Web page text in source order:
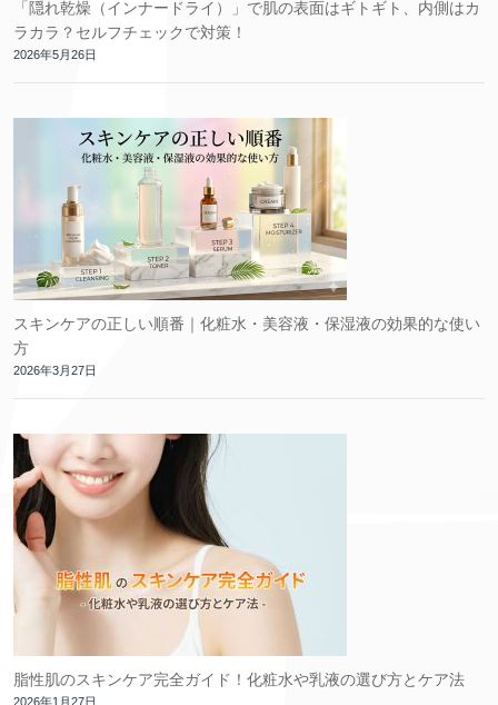
「隠れ乾燥（インナードライ）」で肌の表面はギトギト、内側はカ
ラカラ？セルフチェックで対策！
2026年5月26日
スキンケアの正しい順番｜化粧水・美容液・保湿液の効果的な使い
方
2026年3月27日
脂性肌のスキンケア完全ガイド！化粧水や乳液の選び方とケア法
2026年1月27日